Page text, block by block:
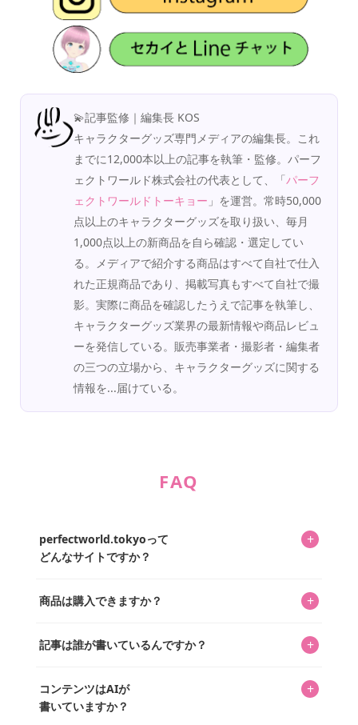
💫記事監修｜編集長 KOS
キャラクターグッズ専門メディアの編集長。これ
までに12,000本以上の記事を執筆・監修。パーフ
ェクトワールド株式会社の代表として、「パーフ
ェクトワールドトーキョー 」を運営。常時50,000
点以上のキャラクターグッズを取り扱い、毎月
1,000点以上の新商品を自ら確認・選定してい
る。メディアで紹介する商品はすべて自社で仕入
れた正規商品であり、掲載写真もすべて自社で撮
影。実際に商品を確認したうえで記事を執筆し、
キャラクターグッズ業界の最新情報や商品レビュ
ーを発信している。販売事業者・撮影者・編集者
の三つの立場から、キャラクターグッズに関する
情報を...届けている。
FAQ
perfectworld.tokyoって
どんなサイトですか？
+
ってもらうニュースサイトです。運営はキャラグッズコレ
を中心に行われており、私たちは実際に40,000種のキャラグ
商品は購入できますか？ +
「perfectworld.shop」で、ほとんど全てのアイテムを購
があり、そこからジャンプできます。
記事は誰が書いているんですか？ +
ています。記事内の99%を超えるほぼすべての写真も、1枚
ずつ心を込めて自分たちで撮影したものです。さらに、10
コンテンツはAIが
書いていますか？
+
online store company info